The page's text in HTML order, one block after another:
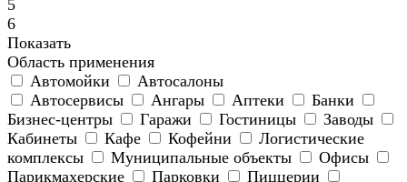
5
6
Показать
Область применения
Автомойки
Автосалоны
Автосервисы
Ангары Аптеки
Банки
Бизнес-центры
Гаражи Гостиницы
Заводы
Кабинеты
Кафе Кофейни
Логистические
комплексы
Муниципальные объекты
Офисы
Парикмахерские
Парковки
Пиццерии